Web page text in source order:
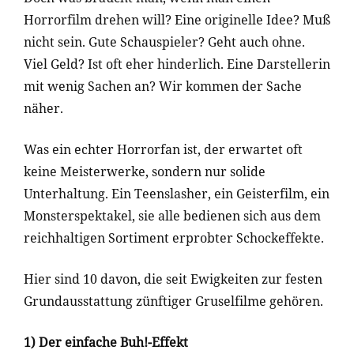
Horrorfilm drehen will? Eine originelle Idee? Muß
nicht sein. Gute Schauspieler? Geht auch ohne.
Viel Geld? Ist oft eher hinderlich. Eine Darstellerin
mit wenig Sachen an? Wir kommen der Sache
näher.
Was ein echter Horrorfan ist, der erwartet oft
keine Meisterwerke, sondern nur solide
Unterhaltung. Ein Teenslasher, ein Geisterfilm, ein
Monsterspektakel, sie alle bedienen sich aus dem
reichhaltigen Sortiment erprobter Schockeffekte.
Hier sind 10 davon, die seit Ewigkeiten zur festen
Grundausstattung zünftiger Gruselfilme gehören.
1) Der einfache Buh!-Effekt